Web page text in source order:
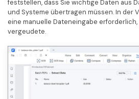
feststellen, dass Sie wichtige Daten aus
und Systeme übertragen müssen. In der
eine manuelle Dateneingabe
vergeudete.